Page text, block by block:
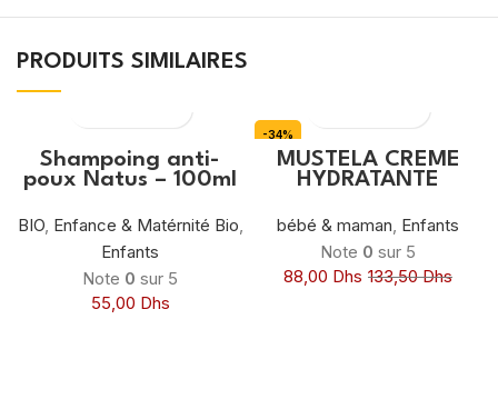
PRODUITS SIMILAIRES
Shampoing anti-
poux Natus – 100ml
BIO, Enfance & Matérnité Bio,
Enfants
Note 0 sur 5
55,00 Dhs
-34%
MUSTELA CREME
HYDRATANTE
TRES SENSIBLE 40
bébé & maman, Enfants
Note 0 sur 5
88,00 Dhs 133,50Dhs